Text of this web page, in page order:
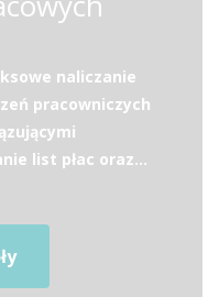
naliczanie
pracowniczych
list płac oraz...